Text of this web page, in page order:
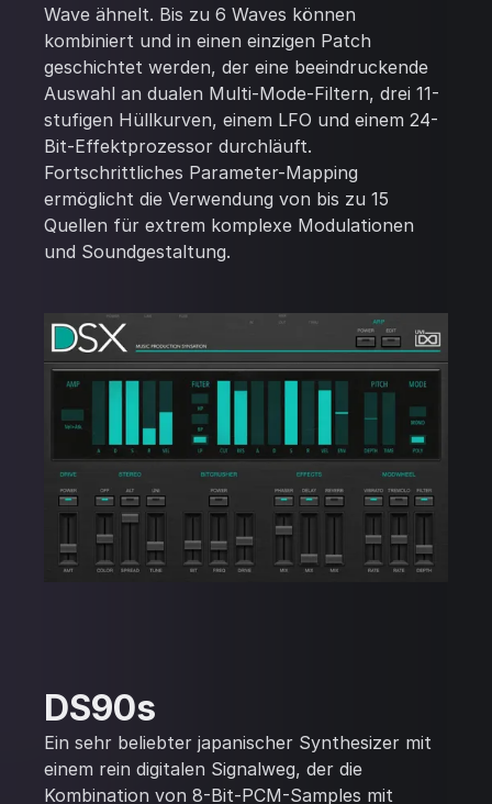
Wave ähnelt. Bis zu 6 Waves können
kombiniert und in einen einzigen Patch
geschichtet werden, der eine beeindruckende
Auswahl an dualen Multi-Mode-Filtern, drei 11-
stufigen Hüllkurven, einem LFO und einem 24-
Bit-Effektprozessor durchläuft.
Fortschrittliches Parameter-Mapping
ermöglicht die Verwendung von bis zu 15
Quellen für extrem komplexe Modulationen
und Soundgestaltung.
DS90s
Ein sehr beliebter japanischer Synthesizer mit
einem rein digitalen Signalweg, der die
Kombination von 8-Bit-PCM-Samples mit